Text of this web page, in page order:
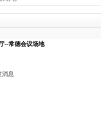
--常德会议场地